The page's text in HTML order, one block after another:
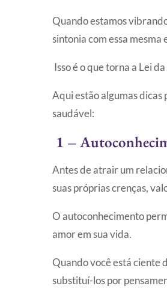
Quando estamos
sintonia com essa mesma
Isso é o que torna a Lei
Aqui estão algumas
saudável:
1 –
Antes de atrair um
suas próprias crenças,
O autoconhecimento
amor em sua vida.
Quando você está ciente
substituí-los por